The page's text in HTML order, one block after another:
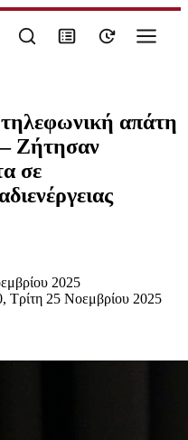
απάτη
Ζήτησαν
σε
2025
Τρίτη 25 Νοεμβρίου 2025